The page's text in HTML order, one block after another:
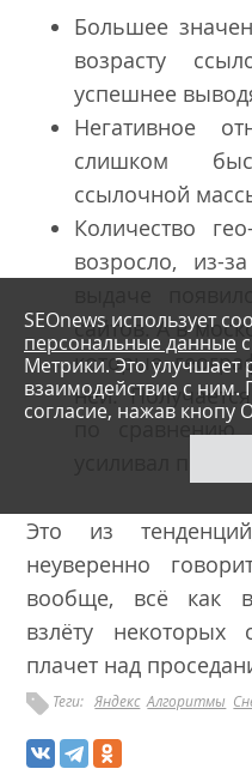
Большее
возрасту
успешнее
Негативное
слишком
ссылочной
Количество
возросло, из-
сайтов. А в
которые
ней.
по
усиливал
Это из
неуверенно
вообще, всё как
взлёту некоторых
плачет над
Теги: Яндекс Алгоритмы
SEOnews использует
персональные данные
Метрики. Это улучшает
взаимодействие с ним.
согласие, нажав кнопу